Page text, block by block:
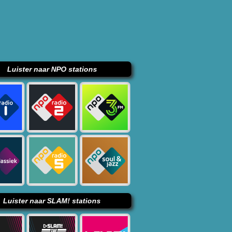
Luister naar NPO stations
Luister naar SLAM! stations